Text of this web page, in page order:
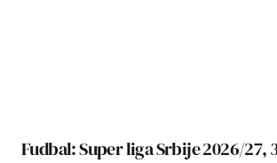
Fudbal: Super liga Srbije 2026/27,